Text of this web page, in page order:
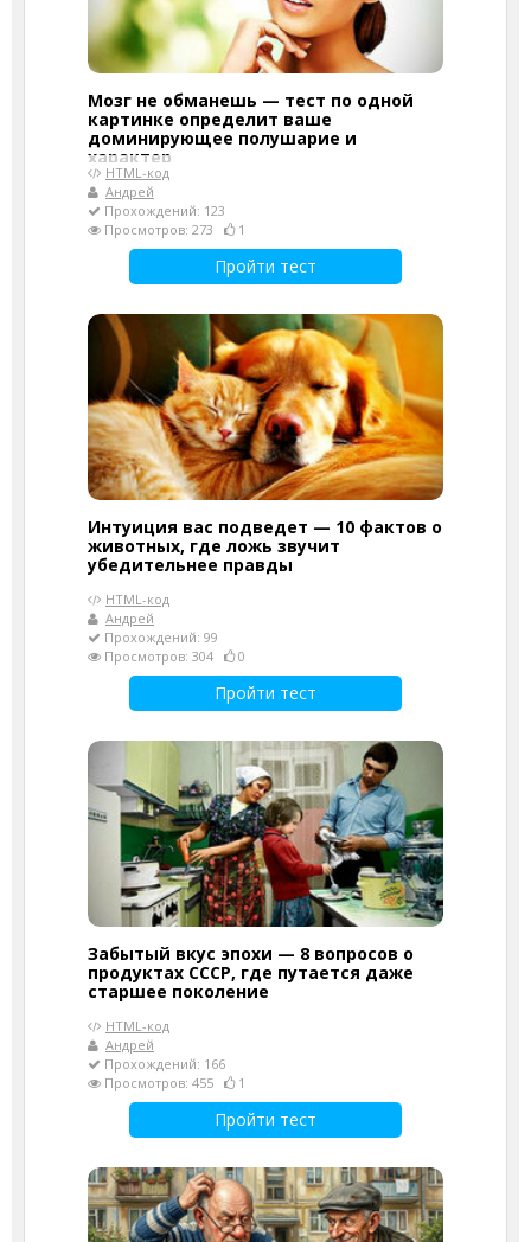
Мозг не обманешь — тест по одной
картинке определит ваше
доминирующее полушарие и
характер
HTML-код
Андрей
Прохождений: 123
Просмотров: 273
1
Пройти тест
Интуиция вас подведет — 10 фактов о
животных, где ложь звучит
убедительнее правды
HTML-код
Андрей
Прохождений: 99
Просмотров: 304
0
Пройти тест
Забытый вкус эпохи — 8 вопросов о
продуктах СССР, где путается даже
старшее поколение
HTML-код
Андрей
Прохождений: 166
Просмотров: 455
1
Пройти тест